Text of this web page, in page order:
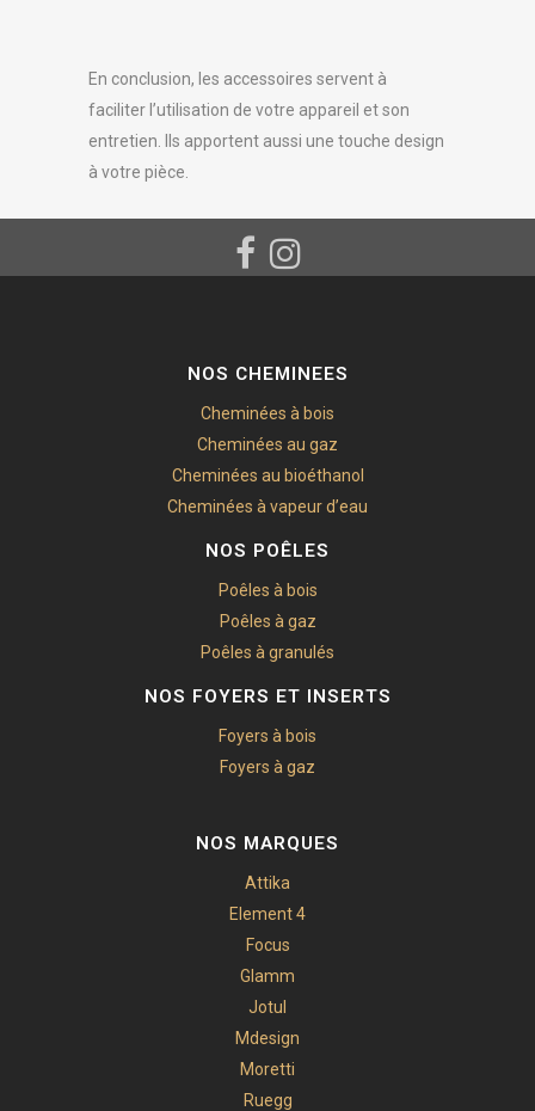
En conclusion, les accessoires servent à
faciliter l’utilisation de votre appareil et son
entretien. Ils apportent aussi une touche design
à votre pièce.
NOS CHEMINEES
Cheminées à bois
Cheminées au gaz
Cheminées au bioéthanol
Cheminées à vapeur d’eau
NOS POÊLES
Poêles à bois
Poêles à gaz
Poêles à granulés
NOS FOYERS ET INSERTS
Foyers à bois
Foyers à gaz
NOS MARQUES
Attika
Element 4
Focus
Glamm
Jotul
Mdesign
Moretti
Ruegg